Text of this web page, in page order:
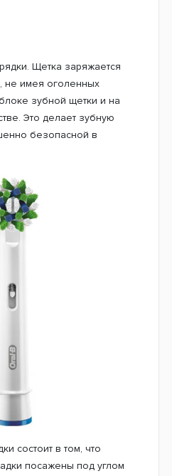
Щетка заряжается
не имея оголенных
зубной щетки и на
Это делает зубную
безопасной в
состоит в том, что
посажены под углом